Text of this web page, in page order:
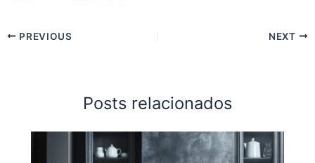
PREVIOUS NEXT
Posts relacionados